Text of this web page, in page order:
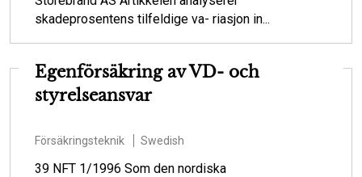
skadeprosentens tilfeldige va- riasjon in...
Egenförsäkring av VD- och
styrelseansvar
Försäkringsteknik Swedish
39 NFT 1/1996 Som den nordiska